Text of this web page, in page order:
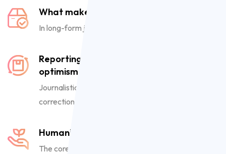
What makes a reader keep reading
In long-form journalism, engaging writing matters
Reporting on negatives is a sign of
optimism
Journalistic exposés have led to timely course
corrections
Humanity is the fulcrum of journalism
The core requirement for a media house is to foster